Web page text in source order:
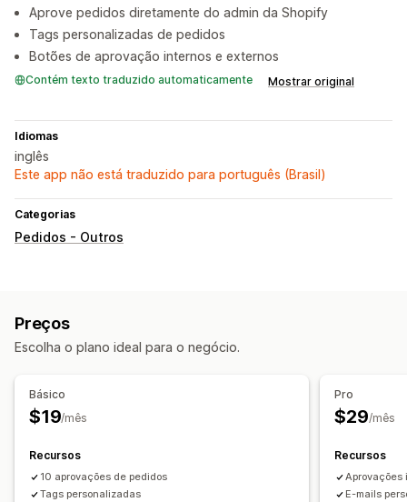
Aprove pedidos diretamente do admin da Shopify
Tags personalizadas de pedidos
Botões de aprovação internos e externos
Contém texto traduzido automaticamente Mostrar original
Idiomas
inglês
Este app não está traduzido para português (Brasil)
Categorias
Pedidos - Outros
Preços
Escolha o plano ideal para o negócio.
Básico
$19/mês
Recursos
10 aprovações de pedidos
Tags personalizadas
Pro
$29/mês
Recursos
Aprovações
E-mails